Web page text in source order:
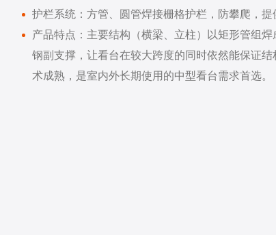
护栏系统：方管、圆管焊接栅格护栏，防攀爬，提
产品特点：主要结构（横梁、立柱）以矩形管组
钢副支撑，让看台在较大跨度的同时依然能保证
术成熟，是室内外长期使用的中型看台需求首选。